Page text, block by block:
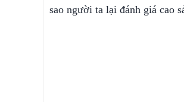
sao người ta lại đánh giá cao